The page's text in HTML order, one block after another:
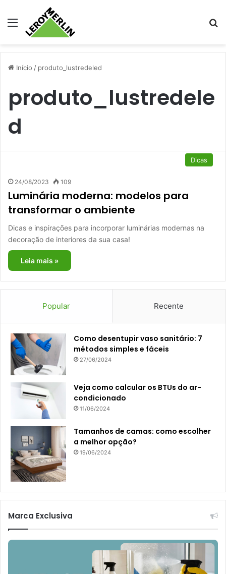
Menu
Início / produto_lustredeled
produto_lustredele
d
Dicas
24/08/2023 109
Luminária moderna: modelos para
transformar o ambiente
Dicas e inspirações para incorporar luminárias modernas na
decoração de interiores da sua casa!
Leia mais »
Popular Recente
Como desentupir vaso sanitário: 7
métodos simples e fáceis
27/06/2024
Veja como calcular os BTUs do ar-
condicionado
11/06/2024
Tamanhos de camas: como escolher
a melhor opção?
19/06/2024
Marca Exclusiva